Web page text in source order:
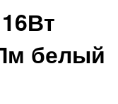
белый